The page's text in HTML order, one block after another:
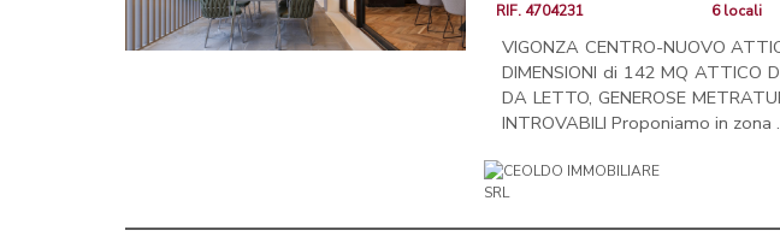
RIF. 4704231 6 locali
VIGONZA CENTRO-NUOVO
DIMENSIONI di 142 MQ ATTICO
DA LETTO, GENEROSE
INTROVABILI Proponiamo in zona